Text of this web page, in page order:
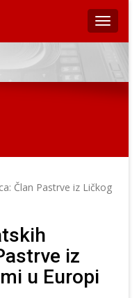
Član Pastrve iz Ličkog
iz
u Europi